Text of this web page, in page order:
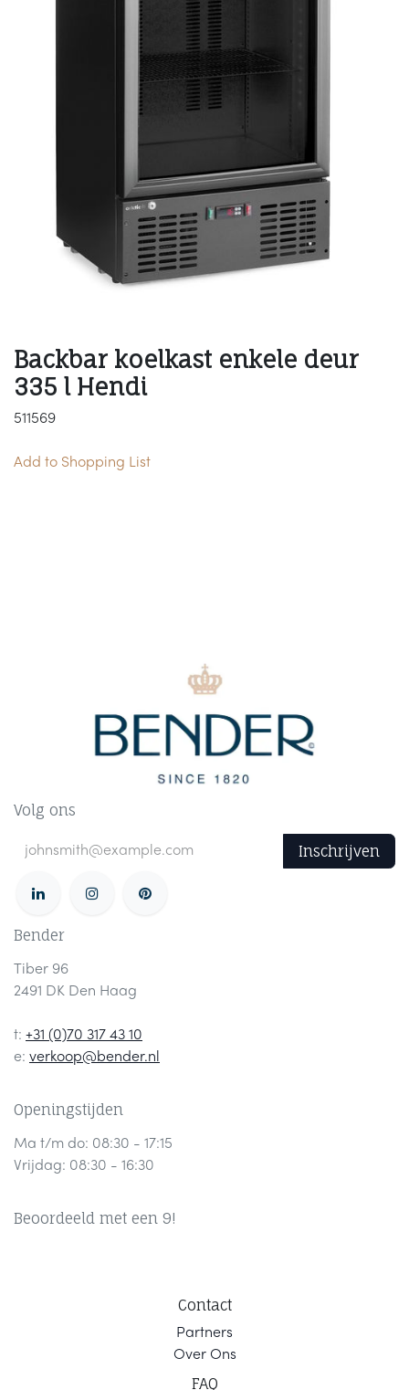
Backbar koelkast enkele deur
335 l Hendi
511569
Add to Shopping List
Volg ons
Inschrijven
Bender
Tiber 96
2491 DK Den Haag
t: +31 (0)70 317 43 10
e: verkoop@bender.nl
Openingstijden
Ma t/m do: 08:30 - 17:15
Vrijdag: 08:30 - 16:30
Beoordeeld met een 9!
Contact
Partners
Over Ons
FAQ